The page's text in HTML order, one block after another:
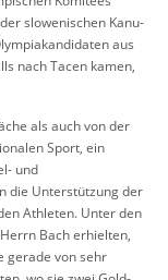
slowenischen Kanu-
aus
nach Tacen kamen,
als auch von der
Sport, ein
und
die Unterstützung der
Athleten. Unter den
Bach erhielten,
gerade von sehr